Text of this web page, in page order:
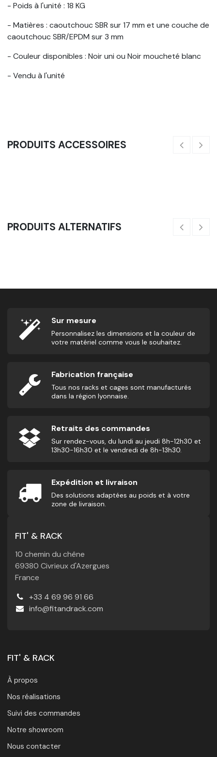
- Poids à l'unité : 18 KG
- Matières : caoutchouc SBR sur 17 mm et une couche de
caoutchouc SBR/EPDM sur 3 mm
- Couleur disponibles : Noir uni ou Noir moucheté blanc
- Vendu à l'unité
PRODUITS ACCESSOIRES
PRODUITS ALTERNATIFS
Sur mesure
Personnalisez les dimensions et la couleur de
votre matériel comme vous le souhaitez.
Fabrication française
Tous nos racks et cages sont manufacturés
dans la région lyonnaise.
Retraits des commandes
Sur rendez-vous, du lundi au jeudi 8h-12h30 et
13h30-16h30 et le vendredi de 8h-13h30.
Expédition et livraison
Des solutions adaptées au poids et à votre
zone de livraison.
FIT' & RACK
10 chemin du chêne
69380 Civrieux d'Azergues
France
+33 4 69 96 91 66
info@fitandrack.com
FIT' & RACK
À propos
Nos réalisations
Suivi des commandes
Notre showroom
Nous contacter